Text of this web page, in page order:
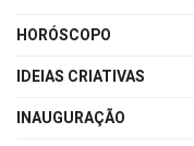
HORÓSCOPO
IDEIAS CRIATIVAS
INAUGURAÇÃO